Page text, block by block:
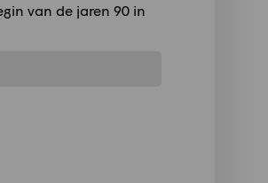
van de jaren 90 in